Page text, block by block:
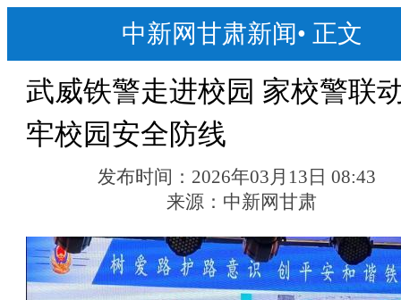
中新网甘肃新闻• 正文
武威铁警走进校园 家校警联
牢校园安全防线
发布时间： 2026年03月13日 08:43
来源： 中新网甘肃